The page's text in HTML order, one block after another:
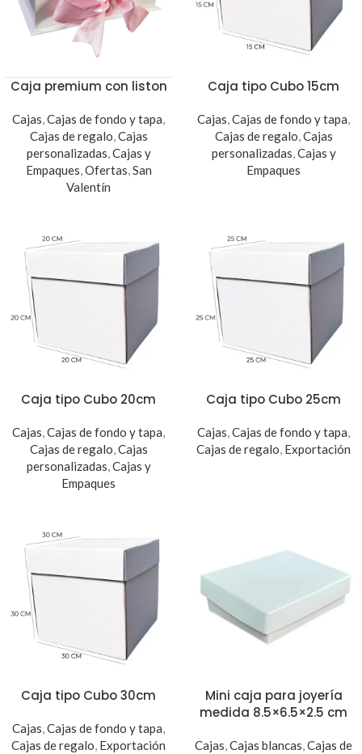
Caja premium con liston
Cajas,Cajas de fondo y tapa,
Cajas de regalo,Cajas
personalizadas,Cajas y
Empaques,Ofertas,San
Valentín
Caja tipo Cubo 15cm
Cajas,Cajas de fondo y tapa,
Cajas de regalo,Cajas
personalizadas,Cajas y
Empaques
Caja tipo Cubo 20cm
Cajas,Cajas de fondo y tapa,
Cajas de regalo,Cajas
personalizadas,Cajas y
Empaques
Caja tipo Cubo 25cm
Cajas,Cajas de fondo y tapa,
Cajas de regalo, Exportación
Caja tipo Cubo 30cm
Cajas,Cajas de fondo y tapa,
Cajas de regalo, Exportación
Mini caja para joyería
medida 8.5×6.5×2.5 cm
Cajas,Cajas blancas,Cajas de